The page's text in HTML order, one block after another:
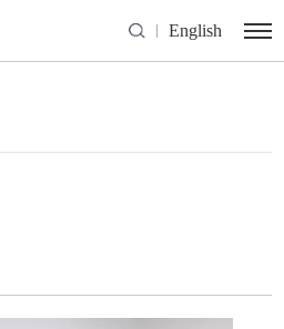
English